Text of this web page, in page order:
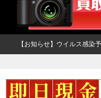
【お知らせ】ウイルス感染